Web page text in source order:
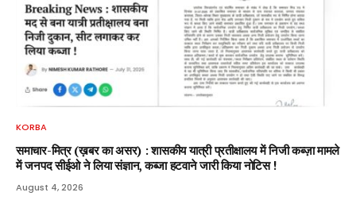
KORBA
समाचार-मित्र (ख़बर का असर) : शासकीय यात्री प्रतीक्षालय में निजी कब्ज़ा मामले
में जनपद सीईओ ने लिया संज्ञान, कब्जा हटवाने जारी किया नोटिस !
August 4, 2026